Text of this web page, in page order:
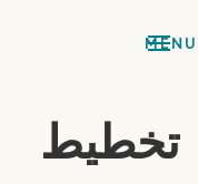
تخطيط